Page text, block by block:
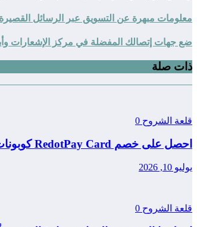
معلومات مبهرة عن التسويق عبر الرسائل القصيرة SMS
ضع جهات إتصالك المفضلة في مركز الإشعارات
ذات صلة
قلعة الشروح 0
احصل على خصم RedotPay Card كوبونات حصرية
يوليو 10, 2026
قلعة الشروح 0